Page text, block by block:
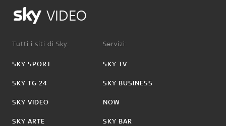
VIDEO
Tutti i siti di Sky:
SKY SPORT
SKY TG 24
SKY VIDEO
SKY ARTE
Servizi:
SKY TV
SKY BUSINESS
NOW
SKY BAR